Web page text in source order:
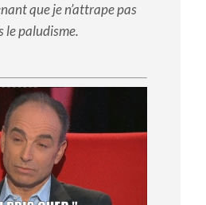
que je n’attrape pas
le paludisme.